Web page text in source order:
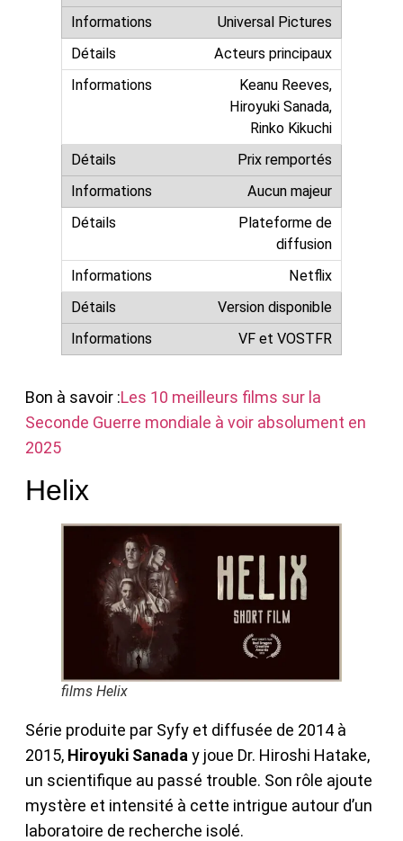
Universal Pictures
Acteurs principaux
Keanu Reeves,
Hiroyuki Sanada,
Rinko Kikuchi
Prix remportés
Aucun majeur
Plateforme de
diffusion
Netflix
Version disponible
VF et VOSTFR
Bon à savoir :Les 10 meilleurs films sur la
Seconde Guerre mondiale à voir absolument en
2025
Helix
films Helix
Série produite par Syfy et diffusée de 2014 à
2015, Hiroyuki Sanada y joue Dr. Hiroshi Hatake,
un scientifique au passé trouble. Son rôle ajoute
mystère et intensité à cette intrigue autour d’un
laboratoire de recherche isolé.